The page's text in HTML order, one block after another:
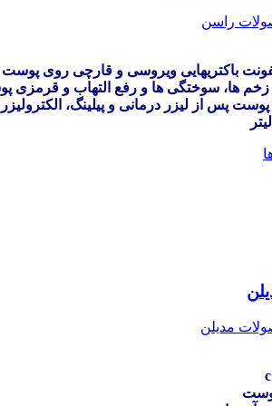
راسن
باکتریهایی ویروسی و قارچی روی پوست
زخم ها، سوختگی ها و رفع التهاب و قرمزی
پس از لیزر درمانی و پیلینگ،
مدیلن